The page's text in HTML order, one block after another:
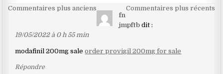
Navigation
les
commentaires
Commentaires plus anciens
Commentaires plus récents
fn
jmpftb dit :
19/05/2022 à 0 h 55 min
modafinil 200mg saleorder provigil 200mg for sale
Répondre